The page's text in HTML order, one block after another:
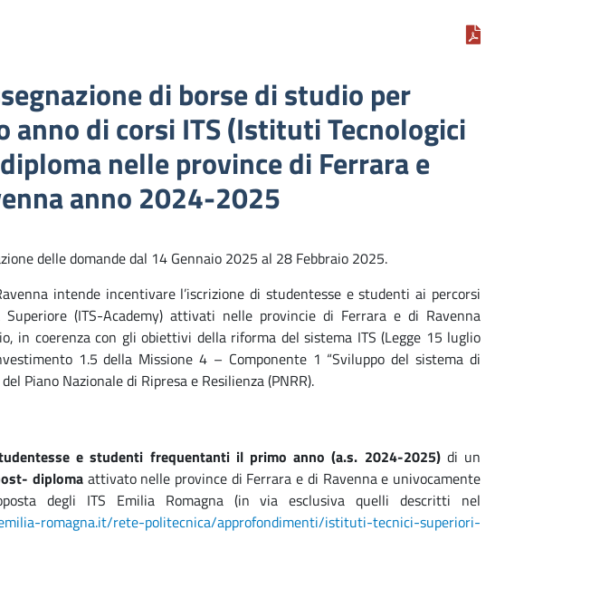
di borse di studio per
anno di corsi ITS (Istituti Tecnologici
nelle province di Ferrara e
anno 2024-2025
delle domande dal 14 Gennaio 2025 al 28 Febbraio 2025.
intende incentivare l’iscrizione di studentesse e studenti ai percorsi
Superiore (ITS-Academy) attivati nelle provincie di Ferrara e di Ravenna
in coerenza con gli obiettivi della riforma del sistema ITS (Legge 15 luglio
1.5 della Missione 4 – Componente 1 “Sviluppo del sistema di
Piano Nazionale di Ripresa e Resilienza (PNRR).
e studenti frequentanti il primo anno (a.s. 2024-2025)di un
diplomaattivato nelle province di Ferrara e di Ravenna e univocamente
degli ITS Emilia Romagna (in via esclusiva quelli descritti nel
romagna.it/rete-politecnica/approfondimenti/istituti-tecnici-superiori-